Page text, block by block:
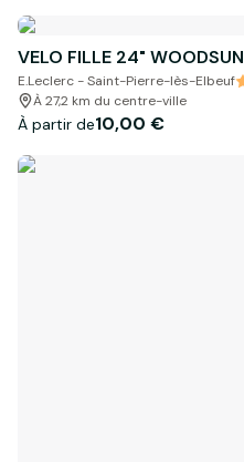
VELO FILLE 24" WOODSUN
E.Leclerc - Saint-Pierre-lès-Elbeuf
À 27,2 km du centre-ville
À partir de10,00 €